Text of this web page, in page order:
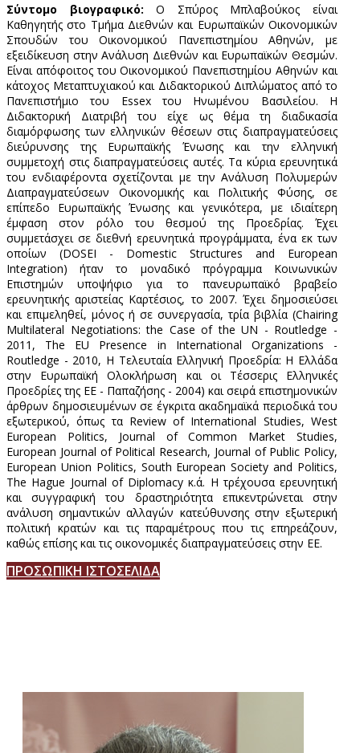
Σύντομο βιογραφικό:Ο Σπύρος Μπλαβούκος είναι
Καθηγητής στο Τμήμα Διεθνών και Ευρωπαϊκών Οικονομικών
Σπουδών του Οικονομικού Πανεπιστημίου Αθηνών, με
εξειδίκευση στην Ανάλυση Διεθνών και Ευρωπαϊκών Θεσμών.
Είναι απόφοιτος του Οικονομικού Πανεπιστημίου Αθηνών και
κάτοχος Μεταπτυχιακού και Διδακτορικού Διπλώματος από το
Πανεπιστήμιο του Essex του Ηνωμένου Βασιλείου. Η
Διδακτορική Διατριβή του είχε ως θέμα τη διαδικασία
διαμόρφωσης των ελληνικών θέσεων στις διαπραγματεύσεις
διεύρυνσης της Ευρωπαϊκής Ένωσης και την ελληνική
συμμετοχή στις διαπραγματεύσεις αυτές. Τα κύρια ερευνητικά
του ενδιαφέροντα σχετίζονται με την Ανάλυση Πολυμερών
Διαπραγματεύσεων Οικονομικής και Πολιτικής Φύσης, σε
επίπεδο Ευρωπαϊκής Ένωσης και γενικότερα, με ιδιαίτερη
έμφαση στον ρόλο του θεσμού της Προεδρίας. Έχει
συμμετάσχει σε διεθνή ερευνητικά προγράμματα, ένα εκ των
οποίων (DOSEI - Domestic Structures and European
Integration) ήταν το μοναδικό πρόγραμμα Κοινωνικών
Επιστημών υποψήφιο για το πανευρωπαϊκό βραβείο
ερευνητικής αριστείας Καρτέσιος, το 2007. Έχει δημοσιεύσει
και επιμεληθεί, μόνος ή σε συνεργασία, τρία βιβλία (Chairing
Multilateral Negotiations: the Case of the UN - Routledge -
2011, The EU Presence in International Organizations -
Routledge - 2010, Η Τελευταία Ελληνική Προεδρία: Η Ελλάδα
στην Ευρωπαϊκή Ολοκλήρωση και οι Τέσσερις Ελληνικές
Προεδρίες της ΕΕ - Παπαζήσης - 2004) και σειρά επιστημονικών
άρθρων δημοσιευμένων σε έγκριτα ακαδημαϊκά περιοδικά του
εξωτερικού, όπως τα Review of International Studies, West
European Politics, Journal of Common Market Studies,
European Journal of Political Research, Journal of Public Policy,
European Union Politics, South European Society and Politics,
The Hague Journal of Diplomacy κ.ά. Η τρέχουσα ερευνητική
και συγγραφική του δραστηριότητα επικεντρώνεται στην
ανάλυση σημαντικών αλλαγών κατεύθυνσης στην εξωτερική
πολιτική κρατών και τις παραμέτρους που τις επηρεάζουν,
καθώς επίσης και τις οικονομικές διαπραγματεύσεις στην ΕΕ.
ΠΡΟΣΩΠΙΚΗ ΙΣΤΟΣΕΛΙΔΑ